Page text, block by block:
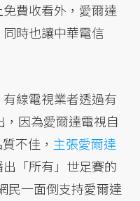
費收看外，愛爾達
時也讓中華電信
線電視業者透過有
因為愛爾達電視自
不佳， 主張愛爾達
出「所有」世足賽的
民一面倒支持愛爾達